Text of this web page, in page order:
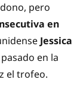
pero
en
Jessica
en la
el trofeo.